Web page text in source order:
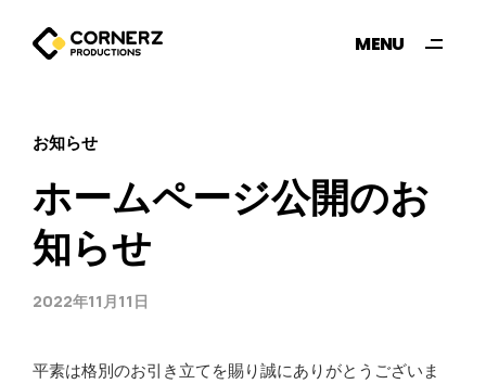
MENU
お知らせ
ホームページ公開のお
知らせ
2022年11月11日
平素は格別のお引き立てを賜り誠にありがとうございま